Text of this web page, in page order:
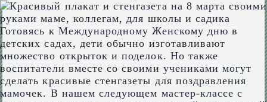
Готовясь к Международному Женскому дню в
детских садах, дети обычно изготавливают
множество открыток и поделок. Но также
воспитатели вместе со своими учениками могут
сделать красивые стенгазеты для поздравления
мамочек. В нашем следующем мастер-классе с